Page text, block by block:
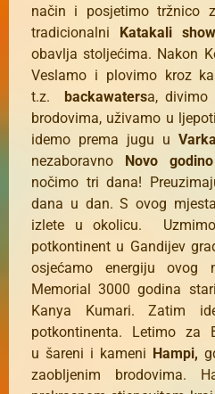
način i posjetimo tržnico
tradicionalni
Katakali show
obavlja stoljećima. Nakon
Veslamo i plovimo kroz
t.z.
backawatersa,
brodovima, uživamo u
idemo prema jugu u
nezaboravno
Novo
nočimo tri dana!
dana u dan. S ovog
izlete u okolicu.
potkontinent u Gandijev
osjećamo energiju ovog
Memorial 3000 godina
Kanya Kumari. Zatim
potkontinenta. Letimo za
u šareni i kameni Hampi,
zaobljenim brodovima.